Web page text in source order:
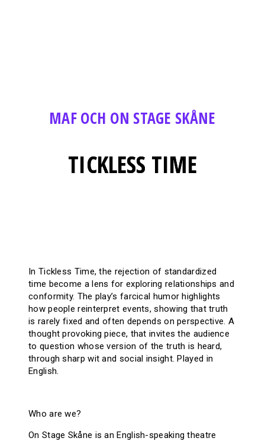
MAF OCH ON STAGE SKÅNE
TICKLESS TIME
In Tickless Time, the rejection of standardized
time become a lens for exploring relationships and
conformity. The play’s farcical humor highlights
how people reinterpret events, showing that truth
is rarely fixed and often depends on perspective. A
thought provoking piece, that invites the audience
to question whose version of the truth is heard,
through sharp wit and social insight. Played in
English.
Who are we?
On Stage Skåne is an English-speaking theatre